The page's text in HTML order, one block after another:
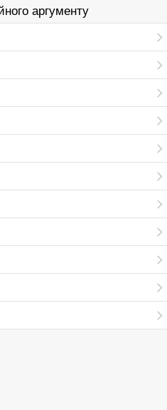
аргументу